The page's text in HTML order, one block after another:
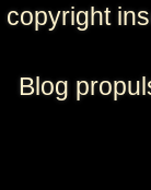
copyright
Blog